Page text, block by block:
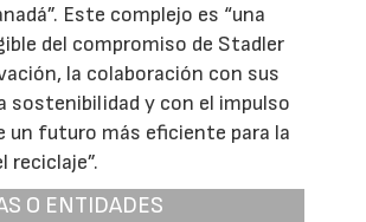
Este complejo es “una
del compromiso de Stadler
la colaboración con sus
sostenibilidad y con el impulso
un futuro más eficiente para la
reciclaje”.
O ENTIDADES